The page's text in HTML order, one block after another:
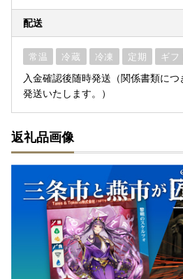
配送
常温 冷蔵 冷凍 定期 ギフ
入金確認後随時発送（関係書類に
発送いたします。）
返礼品画像